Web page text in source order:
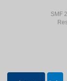
SMF